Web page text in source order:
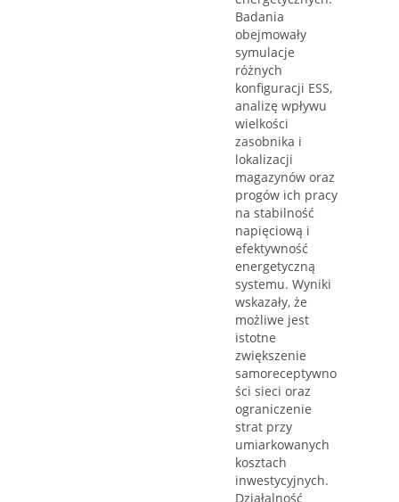
Badania
obejmowały
symulacje
różnych
konfiguracji ESS,
analizę wpływu
wielkości
zasobnika i
lokalizacji
magazynów oraz
progów ich pracy
na stabilność
napięciową i
efektywność
energetyczną
systemu. Wyniki
wskazały, że
możliwe jest
istotne
zwiększenie
samoreceptywno
ści sieci oraz
ograniczenie
strat przy
umiarkowanych
kosztach
inwestycyjnych.
Działalność